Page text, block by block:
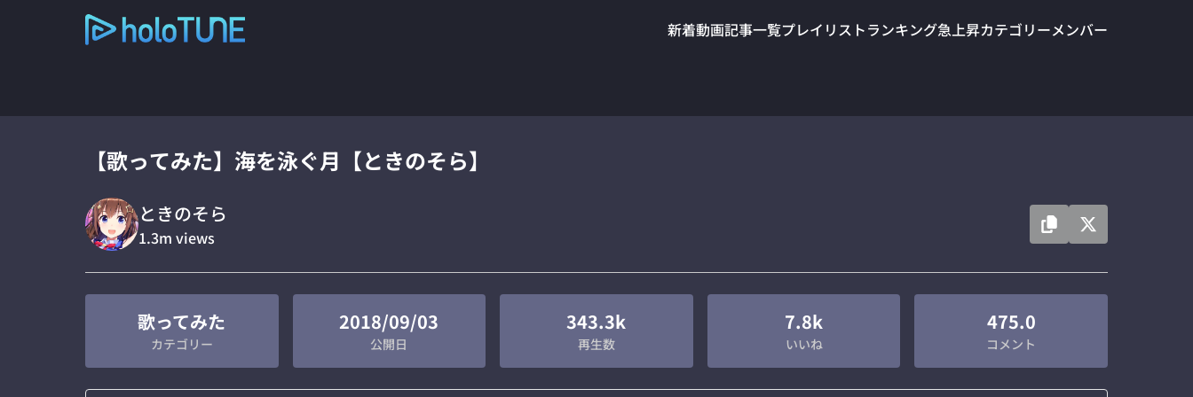
新着動画記事一覧プレイリストランキング急上昇カテゴリーメンバー
【歌ってみた】海を泳ぐ月【ときのそら】
ときのそら
1.3m views
歌ってみた
カテゴリー
2018/09/03
公開日
343.3k
再生数
7.8k
いいね
475.0
コメント